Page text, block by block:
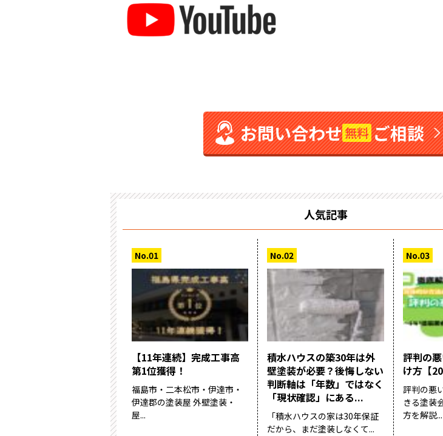
お問い合わせ無料 ご相談
人気記事
【11年連続】完成工事高
第1位獲得！
福島市・二本松市・伊達市・
伊達郡の塗装屋 外壁塗装・
屋...
積水ハウスの築30年は外
壁塗装が必要？後悔しない
判断軸は「年数」ではなく
「現状確認」にある...
「積水ハウスの家は30年保証
だから、まだ塗装しなくて...
評判の
け方【
評判の悪
きる塗装
方を解説...